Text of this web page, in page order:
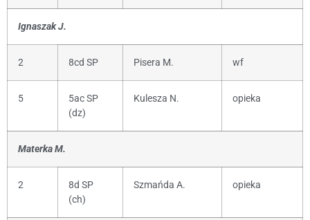
Ignaszak J.
2 8cd SP Pisera M. wf
5
5ac SP
(dz)
Kulesza N. opieka
Materka M.
2
8d SP
(ch)
Szmańda A. opieka